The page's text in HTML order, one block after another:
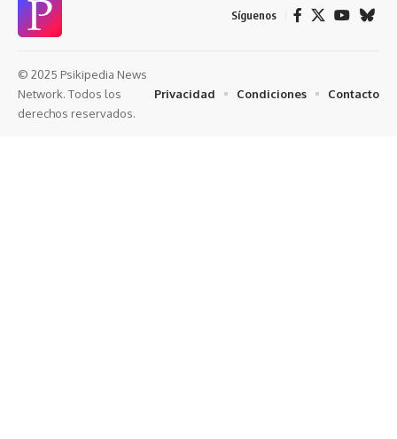
Síguenos
© 2025 Psikipedia News
Network. Todos los
derechos reservados.
Privacidad Condiciones Contacto